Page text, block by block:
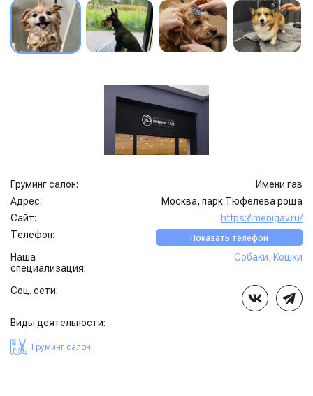
Груминг салон:
Имени гав
Адрес:
Москва, парк Тюфелева роща
Сайт:
https://imenigav.ru/
Телефон:
Показать телефон
Наша
специализация:
Собаки, Кошки
Соц. сети:
Виды деятельности:
Груминг салон